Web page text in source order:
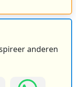
anderen